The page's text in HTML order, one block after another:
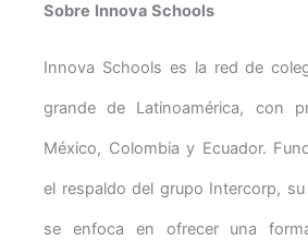
Sobre Innova Schools
Innova Schools es la red de
grande de Latinoamérica, con
México, Colombia y Ecuador.
el respaldo del grupo Intercorp,
se enfoca en ofrecer una